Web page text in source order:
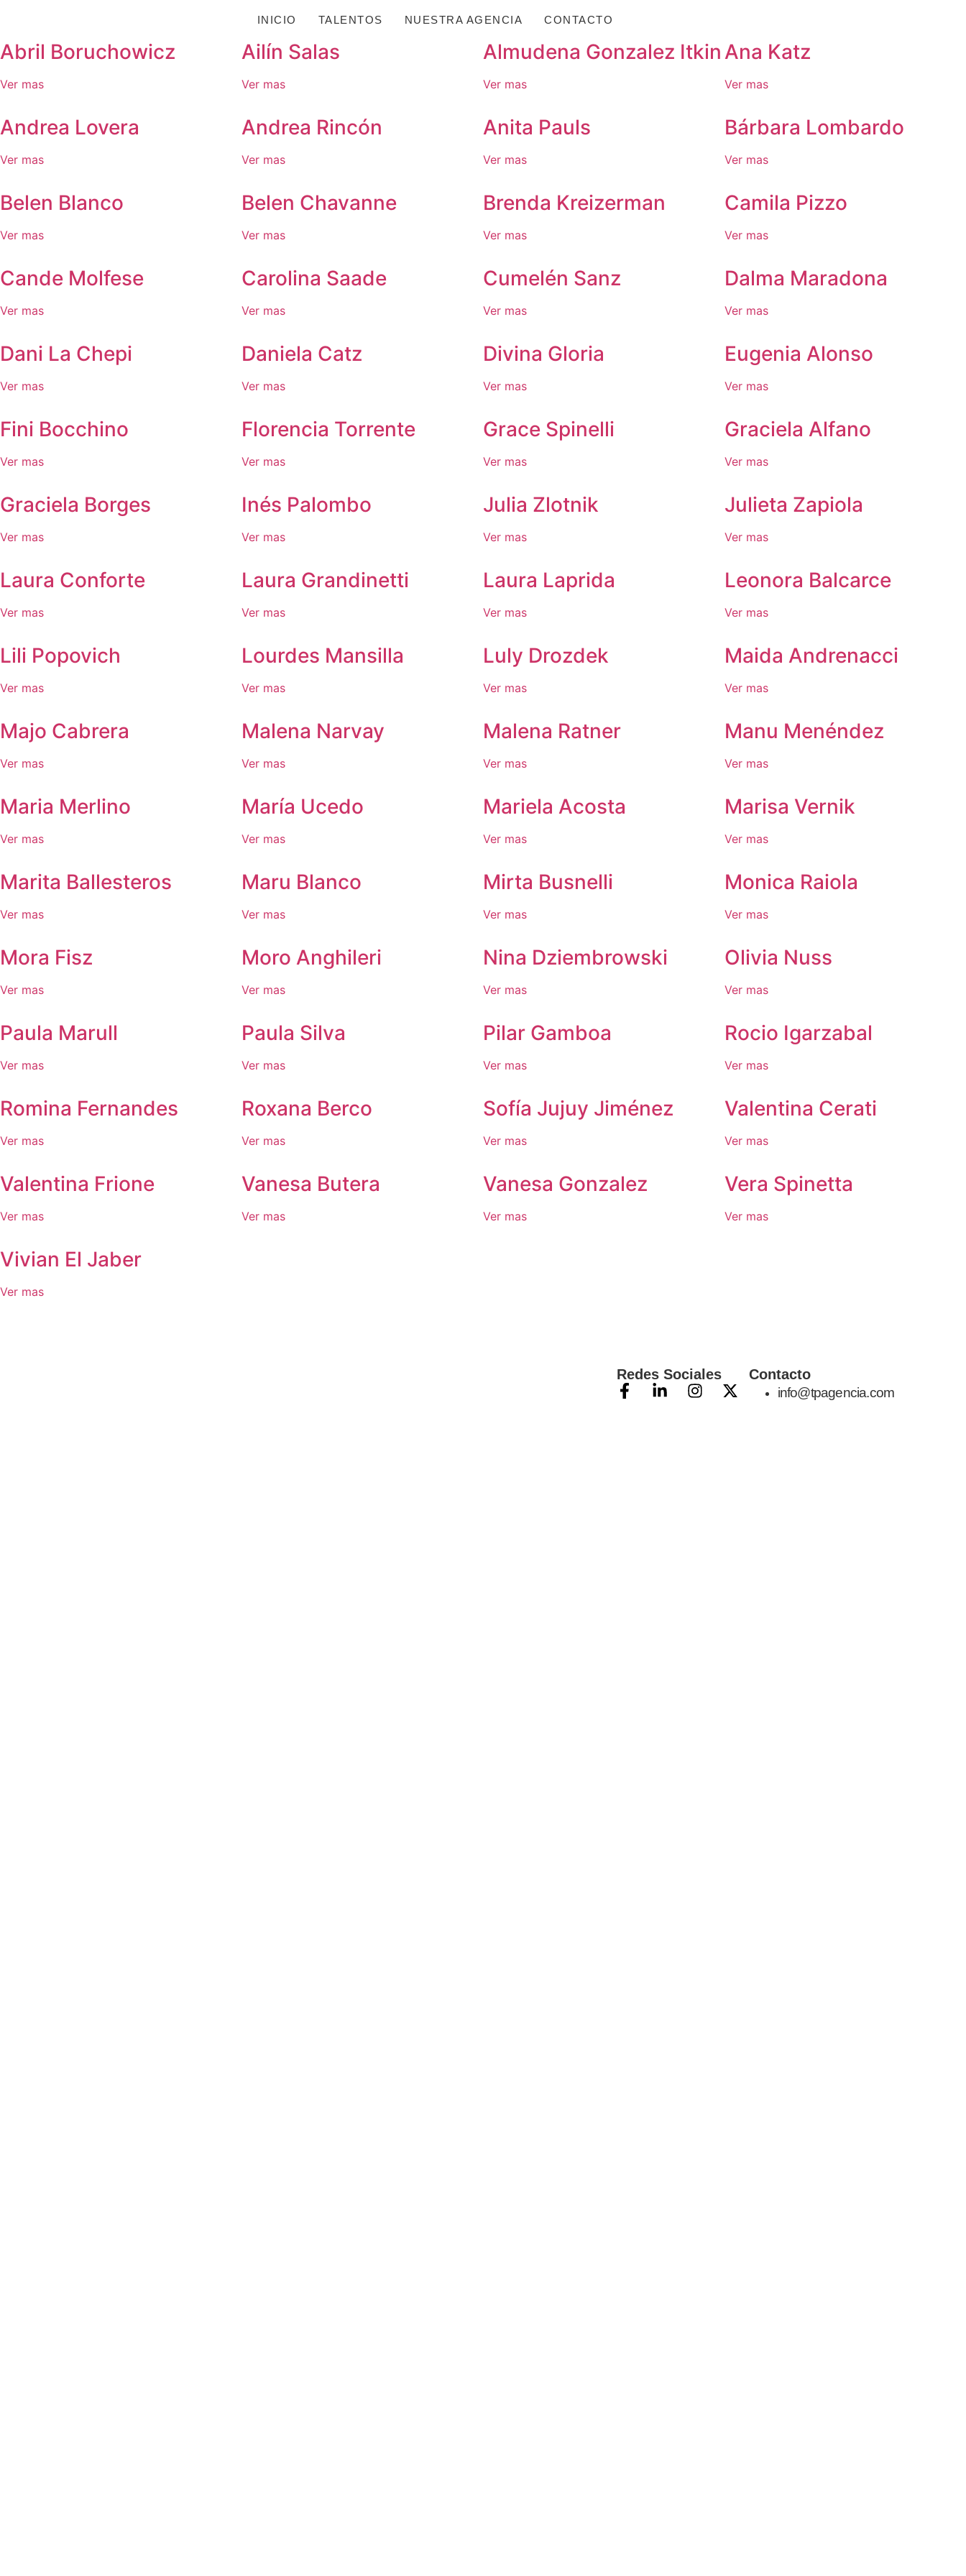
INICIO TALENTOS NUESTRA AGENCIA CONTACTO
Abril Boruchowicz
Ver mas
Ailín Salas
Ver mas
Almudena Gonzalez Itkin
Ver mas
Ana Katz
Ver mas
Andrea Lovera
Ver mas
Andrea Rincón
Ver mas
Anita Pauls
Ver mas
Bárbara Lombardo
Ver mas
Belen Blanco
Ver mas
Belen Chavanne
Ver mas
Brenda Kreizerman
Ver mas
Camila Pizzo
Ver mas
Cande Molfese
Ver mas
Carolina Saade
Ver mas
Cumelén Sanz
Ver mas
Dalma Maradona
Ver mas
Dani La Chepi
Ver mas
Daniela Catz
Ver mas
Divina Gloria
Ver mas
Eugenia Alonso
Ver mas
Fini Bocchino
Ver mas
Florencia Torrente
Ver mas
Grace Spinelli
Ver mas
Graciela Alfano
Ver mas
Graciela Borges
Ver mas
Inés Palombo
Ver mas
Julia Zlotnik
Ver mas
Julieta Zapiola
Ver mas
Laura Conforte
Ver mas
Laura Grandinetti
Ver mas
Laura Laprida
Ver mas
Leonora Balcarce
Ver mas
Lili Popovich
Ver mas
Lourdes Mansilla
Ver mas
Luly Drozdek
Ver mas
Maida Andrenacci
Ver mas
Majo Cabrera
Ver mas
Malena Narvay
Ver mas
Malena Ratner
Ver mas
Manu Menéndez
Ver mas
Maria Merlino
Ver mas
María Ucedo
Ver mas
Mariela Acosta
Ver mas
Marisa Vernik
Ver mas
Marita Ballesteros
Ver mas
Maru Blanco
Ver mas
Mirta Busnelli
Ver mas
Monica Raiola
Ver mas
Mora Fisz
Ver mas
Moro Anghileri
Ver mas
Nina Dziembrowski
Ver mas
Olivia Nuss
Ver mas
Paula Marull
Ver mas
Paula Silva
Ver mas
Pilar Gamboa
Ver mas
Rocio Igarzabal
Ver mas
Romina Fernandes
Ver mas
Roxana Berco
Ver mas
Sofía Jujuy Jiménez
Ver mas
Valentina Cerati
Ver mas
Valentina Frione
Ver mas
Vanesa Butera
Ver mas
Vanesa Gonzalez
Ver mas
Vera Spinetta
Ver mas
Vivian El Jaber
Ver mas
Redes Sociales Contacto
info@tpagencia.com